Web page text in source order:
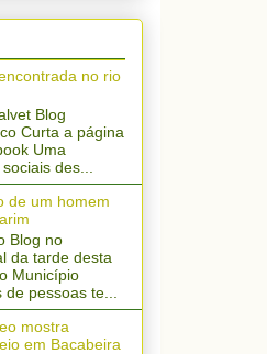
no rio
Blog
Curta a página
Uma
des...
de um homem
Blog no
da tarde desta
Município
pessoas te...
mostra
em Bacabeira